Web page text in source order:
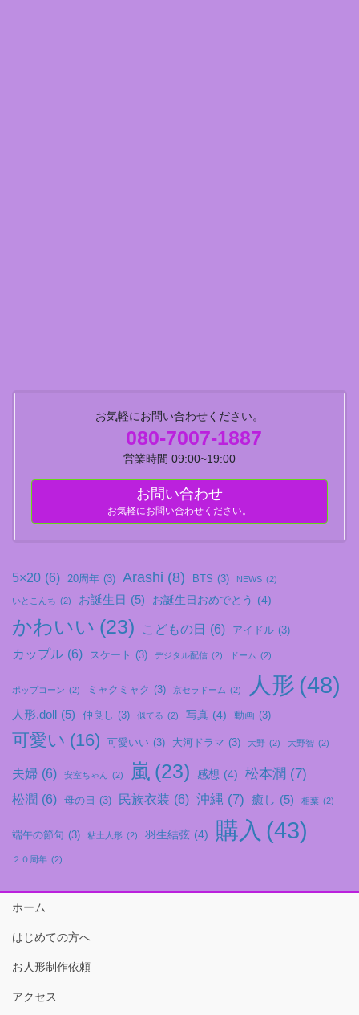
お気軽にお問い合わせください。
080-7007-1887
営業時間 09:00~19:00
お問い合わせ
お気軽にお問い合わせください。
5×20 (6) 20周年 (3) Arashi (8) BTS (3) NEWS (2)
いとこんち (2) お誕生日 (5) お誕生日おめでとう (4)
かわいい (23) こどもの日 (6) アイドル (3)
カップル (6) スケート (3) デジタル配信 (2) ドーム (2)
ポップコーン (2) ミャクミャク (3) 京セラドーム (2) 人形 (48)
人形.doll (5) 仲良し (3) 似てる (2) 写真 (4) 動画 (3)
可愛い (16) 可愛いい (3) 大河ドラマ (3) 大野 (2) 大野智 (2)
夫婦 (6) 安室ちゃん (2) 嵐 (23) 感想 (4) 松本潤 (7)
松潤 (6) 母の日 (3) 民族衣装 (6) 沖縄 (7) 癒し (5) 相葉 (2)
端午の節句 (3) 粘土人形 (2) 羽生結弦 (4) 購入 (43)
２０周年 (2)
ホーム
はじめての方へ
お人形制作依頼
アクセス